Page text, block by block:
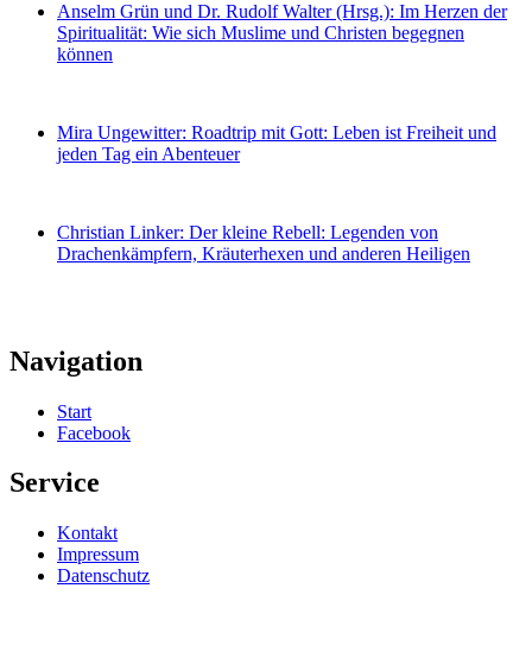
Anselm Grün und Dr. Rudolf Walter (Hrsg.): Im Herzen der
Spiritualität: Wie sich Muslime und Christen begegnen
können
Mira Ungewitter: Roadtrip mit Gott: Leben ist Freiheit und
jeden Tag ein Abenteuer
Christian Linker: Der kleine Rebell: Legenden von
Drachenkämpfern, Kräuterhexen und anderen Heiligen
Navigation
Start
Facebook
Service
Kontakt
Impressum
Datenschutz